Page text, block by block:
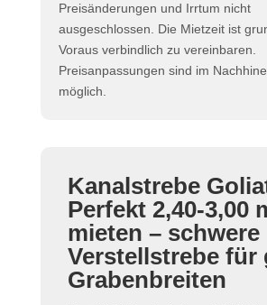
Preisänderungen und Irrtum nicht
ausgeschlossen. Die Mietzeit ist
Voraus verbindlich zu vereinbaren.
Preisanpassungen sind im
möglich.
Kanalstrebe
Perfekt 2,40-3,00
mieten – schwere
Verstellstrebe für
Grabenbreiten